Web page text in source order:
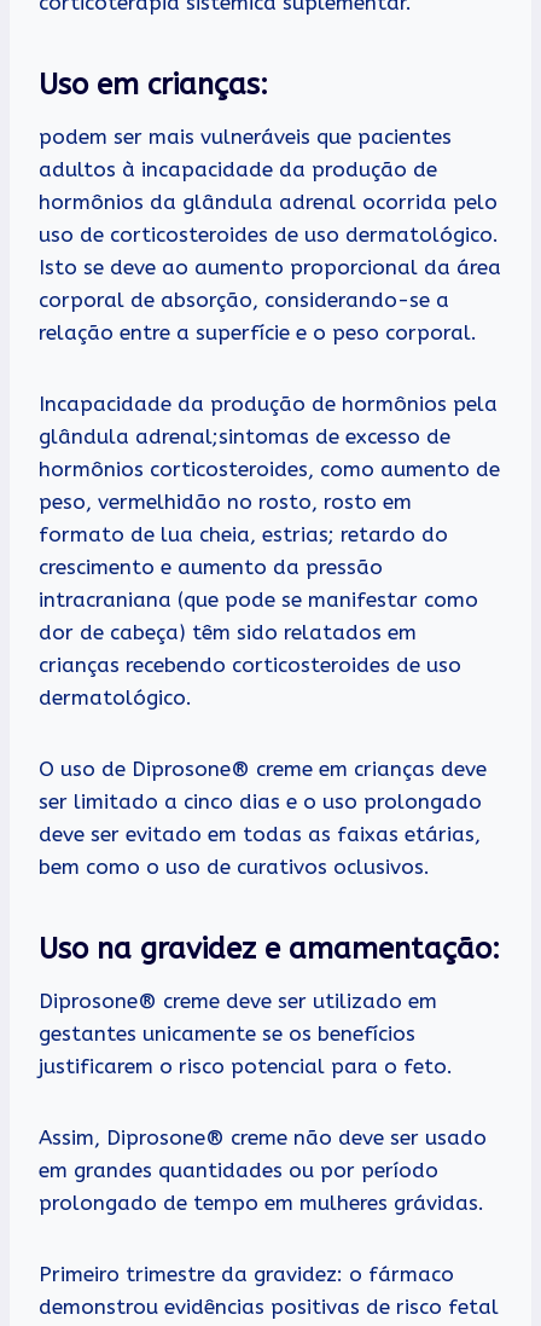
Uso em crianças:
podem ser mais vulneráveis que pacientes
adultos à incapacidade da produção de
hormônios da glândula adrenal ocorrida pelo
uso de corticosteroides de uso dermatológico.
Isto se deve ao aumento proporcional da área
corporal de absorção, considerando-se a
relação entre a superfície e o peso corporal.
Incapacidade da produção de hormônios pela
glândula adrenal;sintomas de excesso de
hormônios corticosteroides, como aumento de
peso, vermelhidão no rosto, rosto em
formato de lua cheia, estrias; retardo do
crescimento e aumento da pressão
intracraniana (que pode se manifestar como
dor de cabeça) têm sido relatados em
crianças recebendo corticosteroides de uso
dermatológico.
O uso de Diprosone® creme em crianças deve
ser limitado a cinco dias e o uso prolongado
deve ser evitado em todas as faixas etárias,
bem como o uso de curativos oclusivos.
Uso na gravidez e amamentação:
Diprosone® creme deve ser utilizado em
gestantes unicamente se os benefícios
justificarem o risco potencial para o feto.
Assim, Diprosone® creme não deve ser usado
em grandes quantidades ou por período
prolongado de tempo em mulheres grávidas.
Primeiro trimestre da gravidez: o fármaco
demonstrou evidências positivas de risco fetal